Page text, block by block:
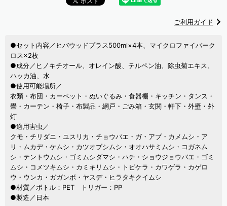
ご利用ガイド
●セット内容／ヒバウッドプラス500ml×4本、マイクロファイバーク
ロス×2枚
●成分／ヒノキチオール、オレイン酸、テルペン油、除虫菊エキス、
ハッカ油、水
●使用可能場所／
衣類・布団・カーペット・ぬいぐるみ・食器棚・キッチン・タンス・
畳・カーテン・椅子・布製品・網戸・ごみ箱・玄関・軒下・外壁・外
灯
●適用害虫／
クモ・チリダニ・ユスリカ・チョウバエ・ガ・アブ・カメムシ・ア
リ・ムカデ・ケムシ・カツオブシムシ・オオハサミムシ・コガネム
シ・テントウムシ・ゴミムシダマシ・ハチ・ショウジョウバエ・ゴミ
ムシ・コメツキムシ・カミキリムシ・トビケラ・カワゲラ・カゲロ
ウ・ウンカ・ガガンボ・ヤスデ・ヒラタキクイムシ
●材質／ボトル：PET トリガー：PP
●製造／日本